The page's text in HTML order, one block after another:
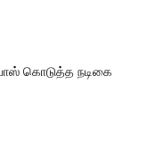
கொடுத்த நடிகை